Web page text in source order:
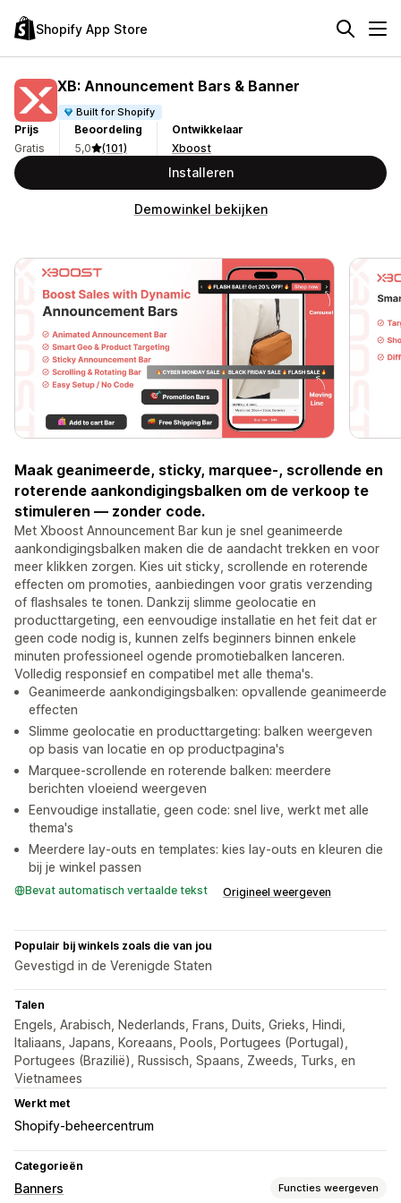
Shopify App Store
XB: Announcement Bars & Banner
Built for Shopify
Prijs
Gratis
Beoordeling
5,0
(101)
Ontwikkelaar
Xboost
Installeren
Demowinkel bekijken
Maak geanimeerde, sticky, marquee-, scrollende en
roterende aankondigingsbalken om de verkoop te
stimuleren — zonder code.
Met Xboost Announcement Bar kun je snel geanimeerde
aankondigingsbalken maken die de aandacht trekken en voor
meer klikken zorgen. Kies uit sticky, scrollende en roterende
effecten om promoties, aanbiedingen voor gratis verzending
of flashsales te tonen. Dankzij slimme geolocatie en
producttargeting, een eenvoudige installatie en het feit dat er
geen code nodig is, kunnen zelfs beginners binnen enkele
minuten professioneel ogende promotiebalken lanceren.
Volledig responsief en compatibel met alle thema's.
Geanimeerde aankondigingsbalken: opvallende geanimeerde
effecten
Slimme geolocatie en producttargeting: balken weergeven
op basis van locatie en op productpagina's
Marquee-scrollende en roterende balken: meerdere
berichten vloeiend weergeven
Eenvoudige installatie, geen code: snel live, werkt met alle
thema's
Meerdere lay-outs en templates: kies lay-outs en kleuren die
bij je winkel passen
Bevat automatisch vertaalde tekst Origineel weergeven
Populair bij winkels zoals die van jou
Gevestigd in de Verenigde Staten
Talen
Engels, Arabisch, Nederlands, Frans, Duits, Grieks, Hindi,
Italiaans, Japans, Koreaans, Pools, Portugees (Portugal),
Portugees (Brazilië), Russisch, Spaans, Zweeds, Turks, en
Vietnamees
Werkt met
Shopify-beheercentrum
Categorieën
Banners Functies weergeven